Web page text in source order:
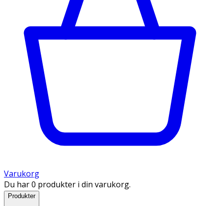
Varukorg
Du har 0 produkter i din varukorg.
Produkter